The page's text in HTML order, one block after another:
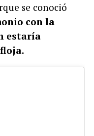
se conoció
con la
estaría